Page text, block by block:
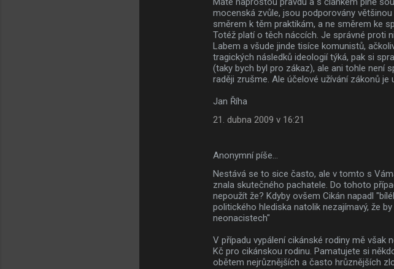
mocenská zvůle, jsou podporovány
směrem k těm praktikám, a ne směrem ke
Totéž platí o těch náccích. Je správné proti
Labem a všude jinde tisíce komunistů,
tragických následků ideologií týká, pak si
(taky bych byl pro zákaz), ale ani tohle není
raději zrušme. Ale účelové užívání zákonů je
Jan Říha
21. dubna 2009 v 16:21
Anonymní píše…
Nestává se to sice často, ale v tomto s
znala skutečného pachatele. Do tohoto
nepoužít že? Kdyby ovšem Cikán napadl
politického hlediska natolik nezajímavý, že
neonacistech"
V případu vypálení cikánské rodiny mě však
Kč pro cikánskou rodinu. Pamatujete si
obětem nejrůznějších a často hrůznějších